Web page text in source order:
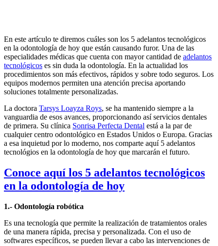
En este artículo te diremos cuáles son los 5 adelantos tecnológicos
en la odontología de hoy que están causando furor. Una de las
especialidades médicas que cuenta con mayor cantidad de adelantos
tecnológicos es sin duda la odontología. En la actualidad los
procedimientos son más efectivos, rápidos y sobre todo seguros. Los
equipos modernos permiten una atención precisa aportando
soluciones totalmente personalizadas.
La doctora Tarsys Loayza Roys, se ha mantenido siempre a la
vanguardia de esos avances, proporcionando así servicios dentales
de primera. Su clínica Sonrisa Perfecta Dental está a la par de
cualquier centro odontológico en Estados Unidos o Europa. Gracias
a esa inquietud por lo moderno, nos comparte aquí 5 adelantos
tecnológios en la odontología de hoy que marcarán el futuro.
Conoce aquí los 5 adelantos tecnológicos
en la odontología de hoy
1.- Odontología robótica
Es una tecnología que permite la realización de tratamientos orales
de una manera rápida, precisa y personalizada. Con el uso de
softwares específicos, se pueden llevar a cabo las intervenciones de